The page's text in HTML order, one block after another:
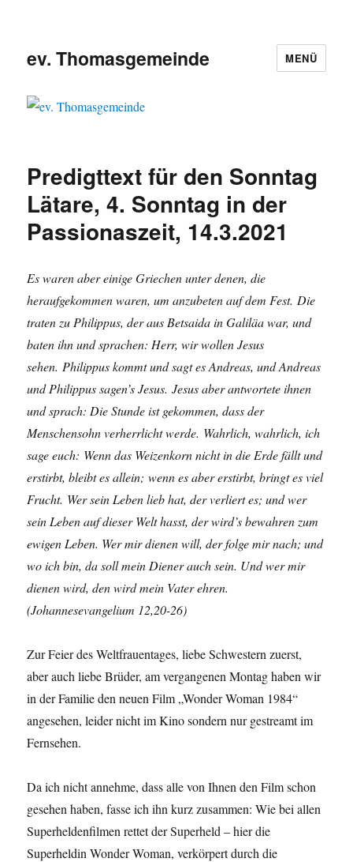
ev. Thomasgemeinde MENÜ
Predigttext für den Sonntag
Lätare, 4. Sonntag in der
Passionaszeit, 14.3.2021
Es waren aber einige Griechen unter denen, die
heraufgekommen waren, um anzubeten auf dem Fest. Die
traten zu Philippus, der aus Betsaida in Galiläa war, und
baten ihn und sprachen: Herr, wir wollen Jesus
sehen. Philippus kommt und sagt es Andreas, und Andreas
und Philippus sagen’s Jesus. Jesus aber antwortete ihnen
und sprach: Die Stunde ist gekommen, dass der
Menschensohn verherrlicht werde. Wahrlich, wahrlich, ich
sage euch: Wenn das Weizenkorn nicht in die Erde fällt und
erstirbt, bleibt es allein; wenn es aber erstirbt, bringt es viel
Frucht. Wer sein Leben lieb hat, der verliert es; und wer
sein Leben auf dieser Welt hasst, der wird’s bewahren zum
ewigen Leben. Wer mir dienen will, der folge mir nach; und
wo ich bin, da soll mein Diener auch sein. Und wer mir
dienen wird, den wird mein Vater ehren.
(Johannesevangelium 12,20-26)
Zur Feier des Weltfrauentages, liebe Schwestern zuerst,
aber auch liebe Brüder, am vergangenen Montag haben wir
in der Familie den neuen Film „Wonder Woman 1984“
angesehen, leider nicht im Kino sondern nur gestreamt im
Fernsehen.
Da ich nicht annehme, dass alle von Ihnen den Film schon
gesehen haben, fasse ich ihn kurz zusammen: Wie bei allen
Superheldenfilmen rettet der Superheld – hier die
Superheldin Wonder Woman, verkörpert durch die